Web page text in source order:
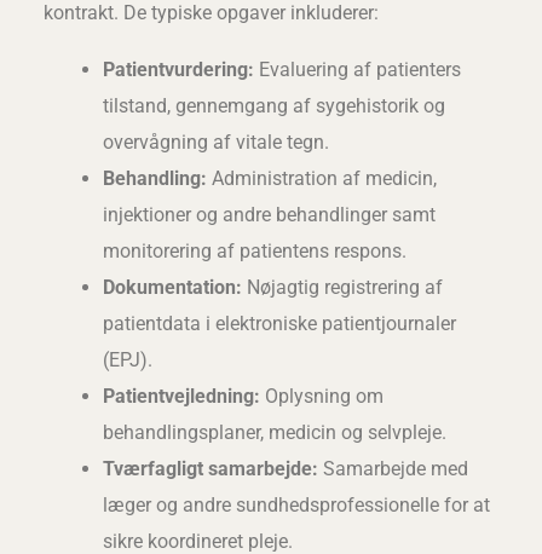
kontrakt. De typiske opgaver inkluderer:
Patientvurdering: Evaluering af patienters
tilstand, gennemgang af sygehistorik og
overvågning af vitale tegn.
Behandling: Administration af medicin,
injektioner og andre behandlinger samt
monitorering af patientens respons.
Dokumentation: Nøjagtig registrering af
patientdata i elektroniske patientjournaler
(EPJ).
Patientvejledning: Oplysning om
behandlingsplaner, medicin og selvpleje.
Tværfagligt samarbejde: Samarbejde med
læger og andre sundhedsprofessionelle for at
sikre koordineret pleje.